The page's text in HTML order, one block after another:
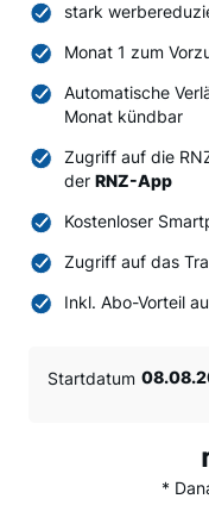
stark
Monat 1 zum
Automatische
Monat kündbar
Zugriff auf die
der RNZ-App
Kostenloser
Zugriff auf das
Inkl. Abo-Vorteil
Startdatum
*